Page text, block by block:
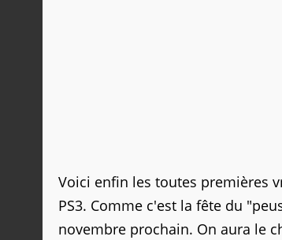
Voici enfin les toutes premières
PS3. Comme c'est la fête du
novembre prochain. On aura le